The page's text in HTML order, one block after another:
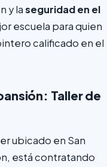
y laseguridad en el
escuela para quien
calificado en el
Taller de
ubicado en San
está contratando